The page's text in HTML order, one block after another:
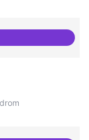
- guifinet a